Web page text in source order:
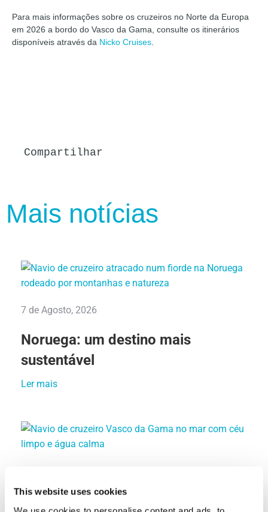
This website uses cookies
Para mais informações sobre os cruzeiros no Norte da Europa
em 2026 a bordo do Vasco da Gama, consulte os itinerários
disponíveis através da Nicko Cruises
Compartilhar
Mais notícias
7 de Agosto, 2026
Noruega: um destino mais
sustentável
Ler mais
10 curiosidades sobre o Vasco da